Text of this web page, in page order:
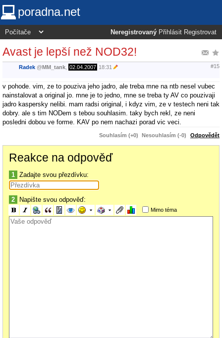
poradna.net
Neregistrovaný Přihlásit Registrovat
Avast je lepší než NOD32!
Radek @MM_tank 02.04.2007 18:31 #15
v pohode. vim, ze to pouziva jeho jadro, ale treba mne na ntb nesel vubec
nainstalovat a original jo. mne je to jedno, mne se treba ty AV co pouzivaji
jadro kaspersky nelibi. mam radsi original, i kdyz vim, ze v testech neni tak
dobry. ale s tim NODem s tebou souhlasim. taky bych rekl, ze neni
posledni dobou ve forme. KAV po nem nachazi porad vic veci.
Souhlasím (+0) Nesouhlasím (-0) Odpovědět
Reakce na odpověď
1 Zadajte svou přezdívku:
2 Napište svou odpověď:
Mimo téma